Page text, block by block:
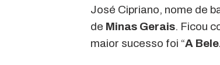
José Cipriano, nome de
de Minas Gerais. Ficou
maior sucesso foi “A